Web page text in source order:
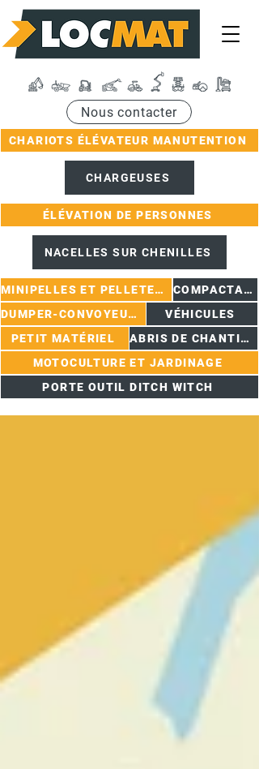
CHARIOTS ÉLÉVATEUR MANUTENTION
ÉLÉVATION DE PERSONNES
MINIPELLES ET PELLETEUSES
COMPACTAGE
DUMPER-CONVOYEURS
VÉHICULES
PETIT MATÉRIEL
ABRIS DE CHANTIER
MOTOCULTURE ET JARDINAGE
PORTE OUTIL DITCH WITCH
Nous contacter
NACELLES SUR CHENILLES
CHARGEUSES